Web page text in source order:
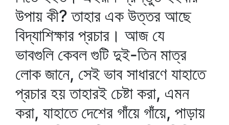
উপায় কী? তাহার এক উত্তর আছে
বিদ্যাশিক্ষার প্রচার। আজ যে
ভাবগুলি কেবল গুটি দুই-তিন মাত্র
লোক জানে, সেই ভাব সাধারণে যাহাতে
প্রচার হয় তাহারই চেষ্টা করা, এমন
করা, যাহাতে দেশের গাঁয়ে গাঁয়ে, পাড়ায়